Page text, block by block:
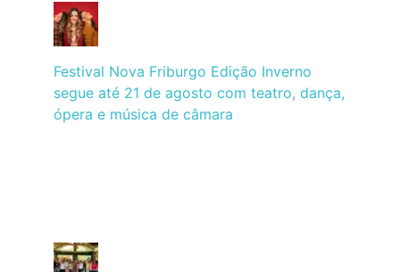
Festival Nova Friburgo Edição Inverno
segue até 21 de agosto com teatro, dança,
ópera e música de câmara